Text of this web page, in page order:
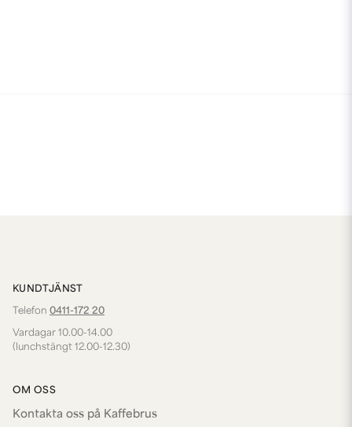
KUNDTJÄNST
Telefon 0411-172 20
Vardagar 10.00-14.00
(lunchstängt 12.00-12.30)
OM OSS
Kontakta oss på Kaffebrus